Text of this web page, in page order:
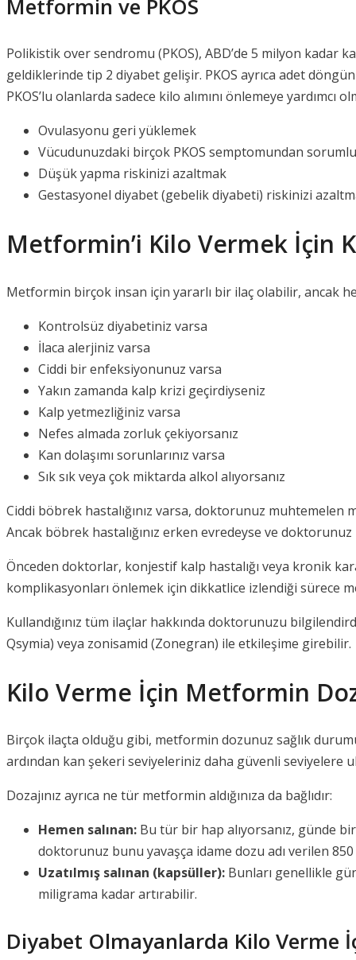
Metformin ve PKOS
Polikistik over sendromu (PKOS), ABD’de 5 milyon kadar
geldiklerinde tip 2 diyabet gelişir. PKOS ayrıca adet
PKOS’lu olanlarda sadece kilo alımını önlemeye
Ovulasyonu geri yüklemek
Vücudunuzdaki birçok PKOS semptomundan
Düşük yapma riskinizi azaltmak
Gestasyonel diyabet (gebelik diyabeti) riskinizi
Metformin’i Kilo Vermek İçin
Metformin birçok insan için yararlı bir ilaç olabilir, ancak
Kontrolsüz diyabetiniz varsa
İlaca alerjiniz varsa
Ciddi bir enfeksiyonunuz varsa
Yakın zamanda kalp krizi geçirdiyseniz
Kalp yetmezliğiniz varsa
Nefes almada zorluk çekiyorsanız
Kan dolaşımı sorunlarınız varsa
Sık sık veya çok miktarda alkol alıyorsanız
Ciddi böbrek hastalığınız varsa, doktorunuz
Ancak böbrek hastalığınız erken evredeyse ve
Önceden doktorlar, konjestif kalp hastalığı veya kronik
komplikasyonları önlemek için dikkatlice izlendiği sürece
Kullandığınız tüm ilaçlar hakkında doktorunuzu
Qsymia) veya zonisamid (Zonegran) ile etkileşime girebilir.
Kilo Verme İçin Metformin
Birçok ilaçta olduğu gibi, metformin dozunuz sağlık
ardından kan şekeri seviyeleriniz daha güvenli seviyelere
Dozajınız ayrıca ne tür metformin aldığınıza da bağlıdır:
Hemen salınan: Bu tür bir hap alıyorsanız, günde
doktorunuz bunu yavaşça idame dozu adı verilen
Uzatılmış salınan (kapsüller): Bunları genellikle
miligrama kadar artırabilir.
Diyabet Olmayanlarda Kilo Verme